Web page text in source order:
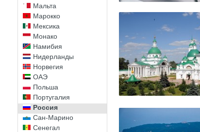
Мальта
Марокко
Мексика
Монако
Намибия
Нидерланды
Норвегия
ОАЭ
Польша
Португалия
Россия
Сан-Марино
Сенегал